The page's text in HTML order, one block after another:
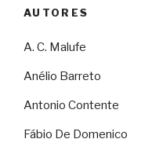
AUTORES
A. C. Malufe
Anélio Barreto
Antonio Contente
Fábio De Domenico